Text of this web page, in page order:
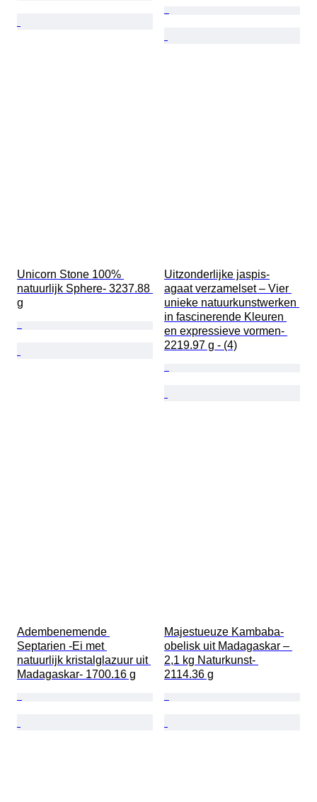
Unicorn Stone 100%
natuurlijk Sphere- 3237.88
g
Uitzonderlijke jaspis-
agaat verzamelset – Vier
unieke natuurkunstwerken
in fascinerende Kleuren
en expressieve vormen-
2219.97 g - (4)
Adembenemende
Septarien -Ei met
natuurlijk kristalglazuur uit
Madagaskar- 1700.16 g
Majestueuze Kambaba-
obelisk uit Madagaskar –
2,1 kg Naturkunst-
2114.36 g